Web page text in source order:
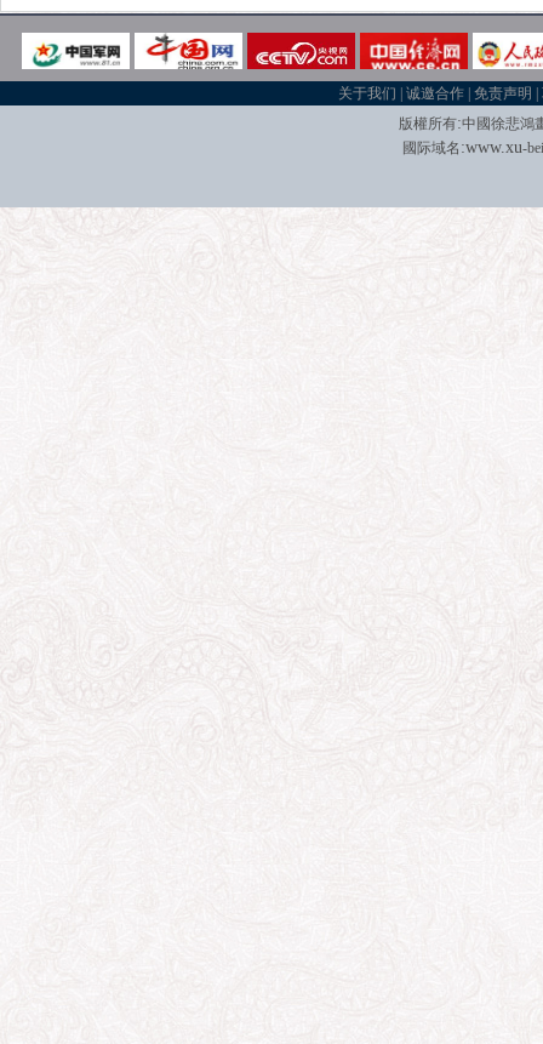
关于我们 |诚邀合作 |免责声明 |
版權所有:中國徐悲鴻
國际域名 :www.xu-